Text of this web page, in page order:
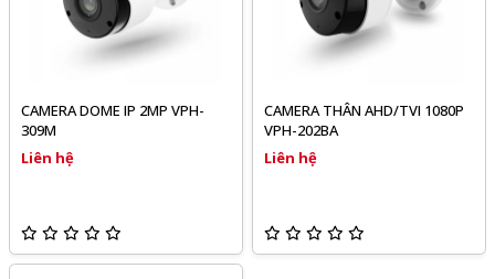
CAMERA DOME IP 2MP VPH-
309M
Liên hệ
CAMERA THÂN AHD/TVI 1080P
VPH-202BA
Liên hệ